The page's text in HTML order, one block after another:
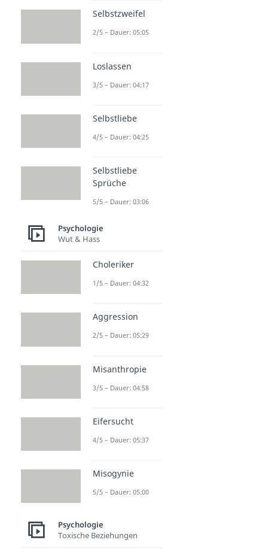
Selbstzweifel
2/5 – Dauer: 05:05
Loslassen
3/5 – Dauer: 04:17
Selbstliebe
4/5 – Dauer: 04:25
Selbstliebe
Sprüche
5/5 – Dauer: 03:06
Psychologie
Wut & Hass
Choleriker
1/5 – Dauer: 04:32
Aggression
2/5 – Dauer: 05:29
Misanthropie
3/5 – Dauer: 04:58
Eifersucht
4/5 – Dauer: 05:37
Misogynie
5/5 – Dauer: 05:00
Psychologie
Toxische Beziehungen